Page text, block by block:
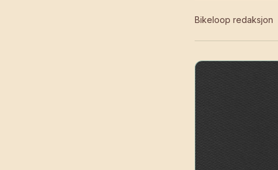
Bikeloop redaksjon